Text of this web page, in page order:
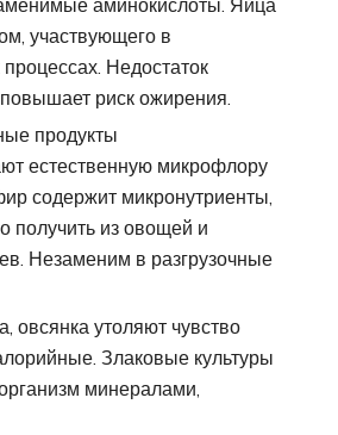
участвующего в
Недостаток
риск ожирения.
продукты
естественную микрофлору
содержит микронутриенты,
получить из овощей и
Незаменим в разгрузочные
овсянка утоляют чувство
Злаковые культуры
минералами,